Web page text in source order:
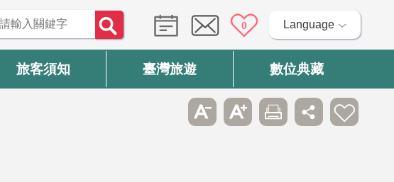
0 Language
旅客須知 臺灣旅遊 數位典藏